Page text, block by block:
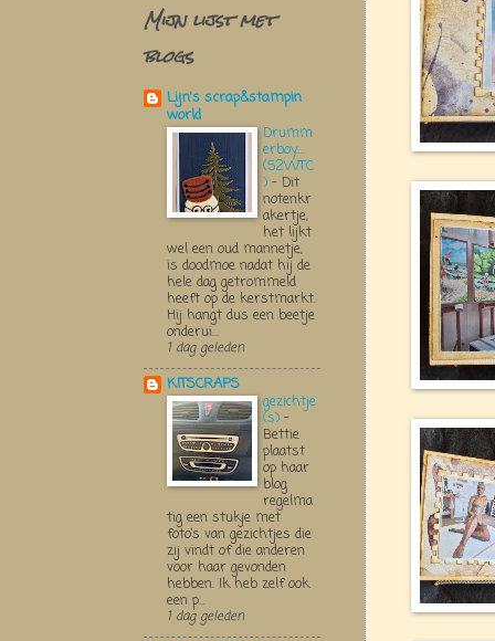
Mijn lijst met
blogs
Lijn's scrap&stampin
world
Drumm
erboy....
(52WTC
) - Dit
notenkr
akertje,
het lijkt
wel een oud mannetje,
is doodmoe nadat hij de
hele dag getrommeld
heeft op de kerstmarkt.
Hij hangt dus een beetje
onderui...
1 dag geleden
KITSCRAPS
gezichtje
(s) -
Bettie
plaatst
op haar
blog
regelma
tig een stukje met
foto’s van gezichtjes die
zij vindt of die anderen
voor haar gevonden
hebben. Ik heb zelf ook
een p...
1 dag geleden